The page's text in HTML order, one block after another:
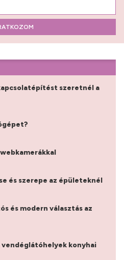
szeretnél a
és szerepe az épületeknél
és modern választás az
konyhai